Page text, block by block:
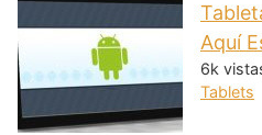
Aquí
6k
Tablets